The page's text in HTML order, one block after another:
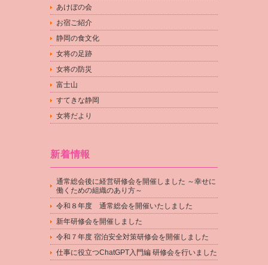
あけぼの会
お宿ご紹介
静岡の食文化
女将の足跡
女将の防災
富士山
すてきな静岡
女将だより
新着情報
通常総会後に経営研修会を開催しました ～幸せに
働くための組織のあり方～
令和８年度 通常総会を開催いたしました
新年研修会を開催しました
令和７年度 宿泊安全対策研修会を開催しました
仕事に役立つChatGPT入門編 研修会を行いました